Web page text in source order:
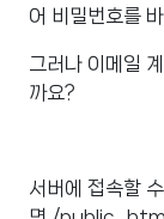
어 비밀번호를
그러나 이메일
까요?
서버에 접속할